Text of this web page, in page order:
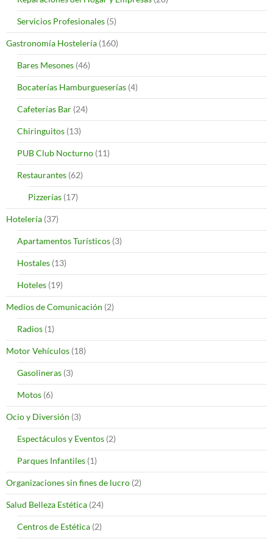
Servicios Profesionales (5)
Gastronomía Hostelería (160)
Bares Mesones (46)
Bocaterías Hamburgueserías (4)
Cafeterías Bar (24)
Chiringuitos (13)
PUB Club Nocturno (11)
Restaurantes (62)
Pizzerías (17)
Hotelería (37)
Apartamentos Turísticos (3)
Hostales (13)
Hoteles (19)
Medios de Comunicación (2)
Radios (1)
Motor Vehículos (18)
Gasolineras (3)
Motos (6)
Ocio y Diversión (3)
Espectáculos y Eventos (2)
Parques Infantiles (1)
Organizaciones sin fines de lucro (2)
Salud Belleza Estética (24)
Centros de Estética (2)